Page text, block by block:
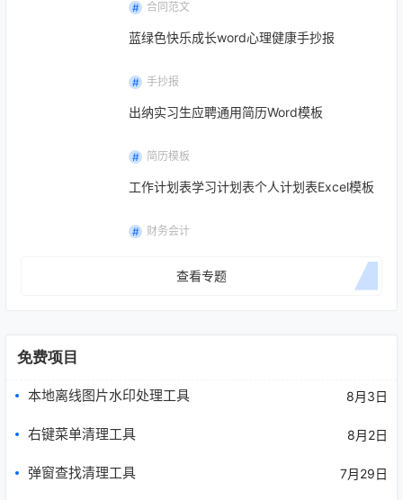
合同范文
蓝绿色快乐成长word心理健康手抄报
手抄报
出纳实习生应聘通用简历Word模板
简历模板
工作计划表学习计划表个人计划表Excel模板
财务会计
查看专题
免费项目
本地离线图片水印处理工具 8月3日
右键菜单清理工具 8月2日
弹窗查找清理工具 7月29日